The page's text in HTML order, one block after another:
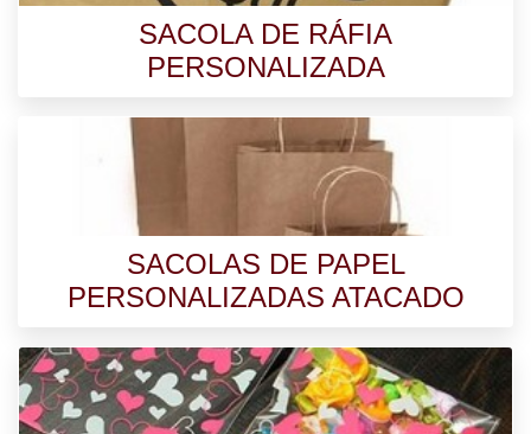
SACOLA DE RÁFIA
PERSONALIZADA
SACOLAS DE PAPEL
PERSONALIZADAS ATACADO